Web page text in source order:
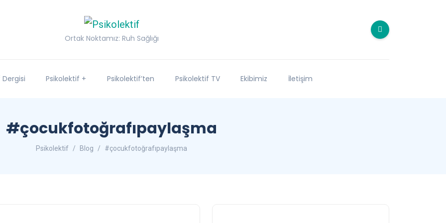
Ortak Noktamız: Ruh Sağlığı
Psikolektif + Psikolektif’ten Psikolektif TV Ekibimiz İletişim
#çocukfotoğrafıpaylaşma
Psikolektif Blog #çocukfotoğrafıpaylaşma